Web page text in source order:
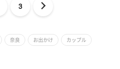
3
奈良 お出かけ カップル